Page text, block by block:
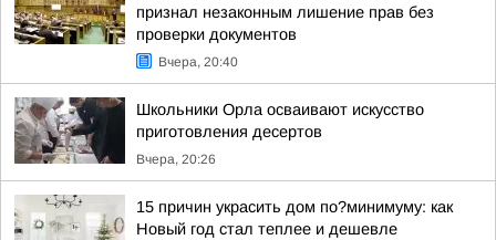
признал незаконным лишение прав без
проверки документов
Вчера, 20:40
Школьники Орла осваивают искусство
приготовления десертов
Вчера, 20:26
15 причин украсить дом по?минимуму: как
Новый год стал теплее и дешевле